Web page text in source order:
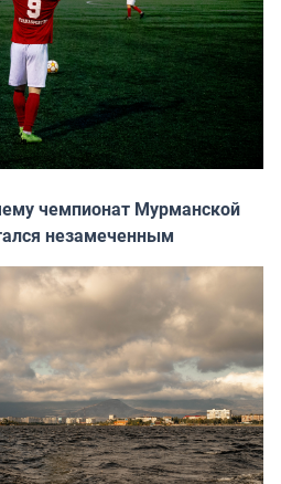
чемпионат Мурманской
незамеченным